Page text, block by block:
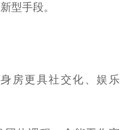
型手段。
房更具社交化、娱乐